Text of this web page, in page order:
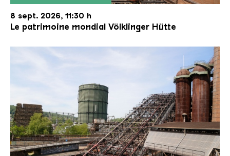
Le monte-charge incliné de la Völklinger Hütte
Copyright: Weltkulturerbe Völklinger Hütte | Karl
8 sept. 2026, 11:30 h
Le patrimoine mondial Völklinger Hütte